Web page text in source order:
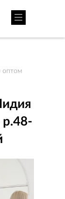
оптом
р.48-